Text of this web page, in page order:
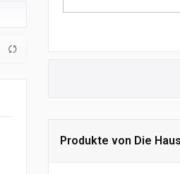
Produkte von Die